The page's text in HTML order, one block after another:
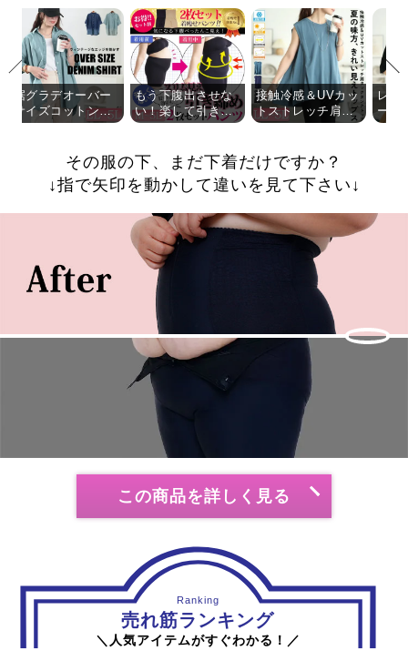
前
ラデオーバー
ズコットンデ
シャツ
もう下腹出させな
い！楽して引き締
めシンデレラパン
接触冷感＆UVカッ
トストレッチ肩タ
ックタンクトップ
レース切り
ーダードル
ュニック
次
大きいサイズレディース インナーパンツの比較
その服の下、まだ下着だけですか？
↓指で矢印を動かして違いを見て下さい↓
この商品を詳しく見る
Ranking
売れ筋ランキング
＼人気アイテムがすぐわかる！／